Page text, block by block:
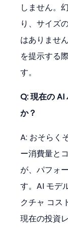
しません。
り、サイズ
はありませ
を提示する
す。
Q: 現在の
か？
A: おそらく
ー消費量と
が、パフォ
す。AI モデ
クチャ コス
現在の投資